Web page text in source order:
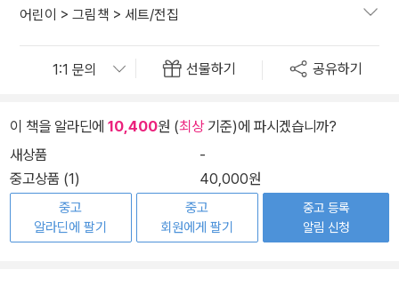
어린이 > 그림책 > 세트/전집
선물하기 공유하기
이 책을 알라딘에 10,400원 (최상기준)에 파시겠습니까?
새상품
-
중고상품 (1)
40,000원
중고
알라딘에 팔기
중고
회원에게 팔기
중고 등록
알림 신청